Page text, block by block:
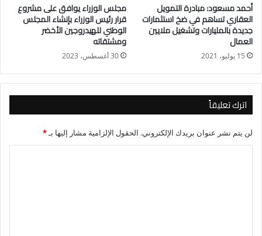
أحمد مسعود: مبادرة التمويل
العقاري تساهم في ضخ استثمارات
جديدة بالمليارات وتشغيل ملايين
العمال
15 يوليو، 2021
مجلس الوزراء يوافق على مشروع
قرار رئيس الوزراء بإنشاء المجلس
الوطني للهيدروجين الأخضر
ومشتقاته
30 أغسطس، 2023
اترك تعليقاً
لن يتم نشر عنوان بريدك الإلكتروني. الحقول الإلزامية مشار إليها بـ*